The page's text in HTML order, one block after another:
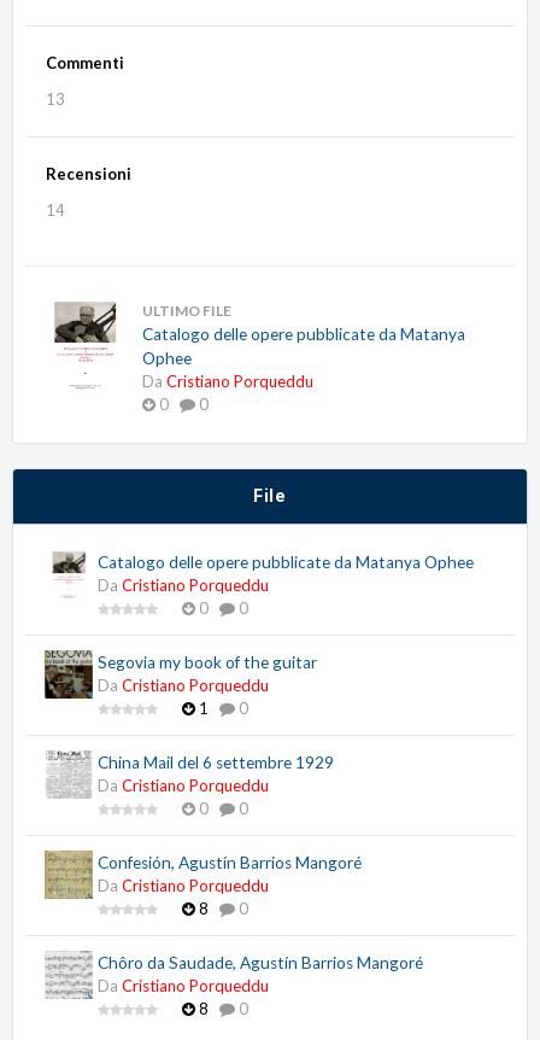
Commenti
13
Recensioni
14
ULTIMO FILE
Catalogo delle opere pubblicate da Matanya
Ophee
Da Cristiano Porqueddu
0
0
File
Catalogo delle opere pubblicate da Matanya Ophee
Da Cristiano Porqueddu
0
0
Segovia my book of the guitar
Da Cristiano Porqueddu
1
0
China Mail del 6 settembre 1929
Da Cristiano Porqueddu
0
0
Confesión, Agustín Barrios Mangoré
Da Cristiano Porqueddu
8
0
Chôro da Saudade, Agustín Barrios Mangoré
Da Cristiano Porqueddu
8
0